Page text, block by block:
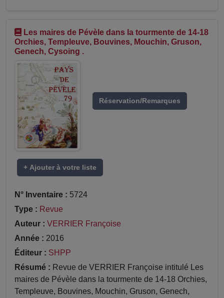
Les maires de Pévèle dans la tourmente de 14-18
Orchies, Templeuve, Bouvines, Mouchin, Gruson,
Genech, Cysoing .
Réservation/Remarques
+ Ajouter à votre liste
N° Inventaire : 5724
Type : Revue
Auteur : VERRIER Françoise
Année : 2016
Éditeur : SHPP
Résumé : Revue de VERRIER Françoise intitulé Les
maires de Pévèle dans la tourmente de 14-18 Orchies,
Templeuve, Bouvines, Mouchin, Gruson, Genech,